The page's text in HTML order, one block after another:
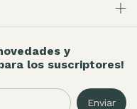
y
los suscriptores!